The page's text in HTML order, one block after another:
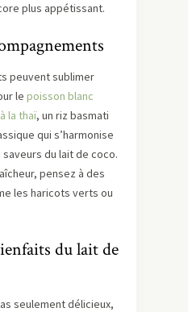
plus appétissant.
peuvent sublimer
le poisson blanc
la thaï, un riz basmati
qui s’harmonise
du lait de coco.
pensez à des
les haricots verts ou
du lait de
seulement délicieux,